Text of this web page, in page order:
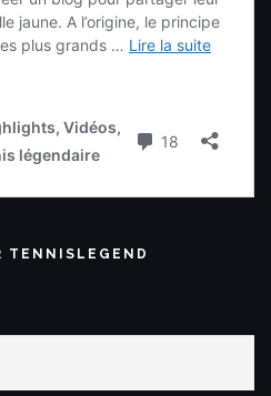
TENNISLEGEND